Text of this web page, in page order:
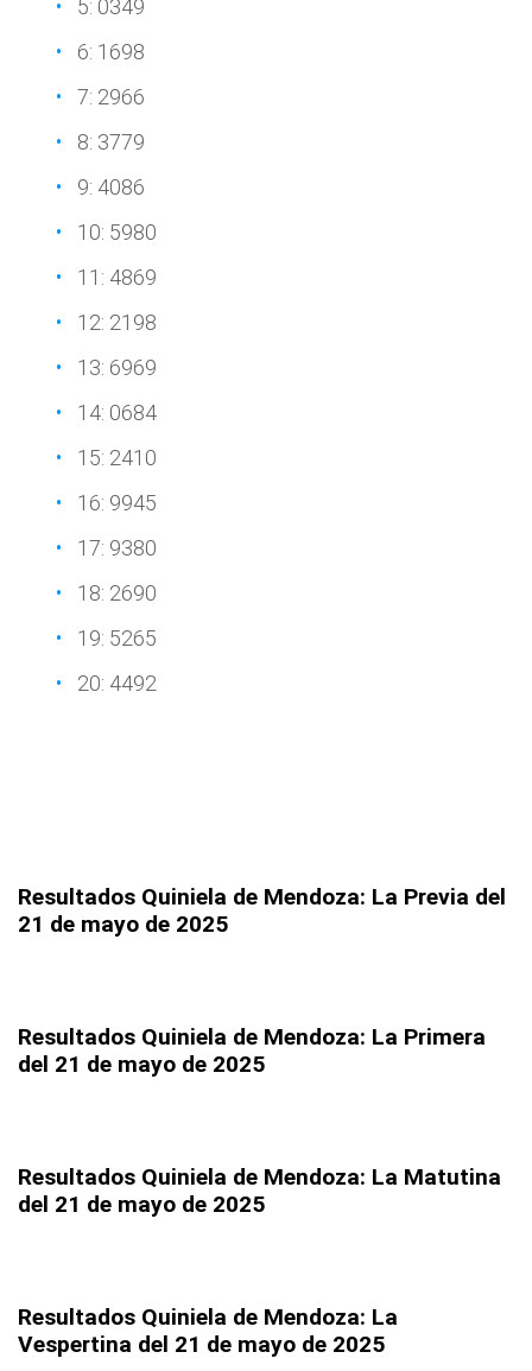
5: 0349
6: 1698
7: 2966
8: 3779
9: 4086
10: 5980
11: 4869
12: 2198
13: 6969
14: 0684
15: 2410
16: 9945
17: 9380
18: 2690
19: 5265
20: 4492
Resultados Quiniela de Mendoza: La Previa del
21 de mayo de 2025
Resultados Quiniela de Mendoza: La Primera
del 21 de mayo de 2025
Resultados Quiniela de Mendoza: La Matutina
del 21 de mayo de 2025
Resultados Quiniela de Mendoza: La
Vespertina del 21 de mayo de 2025